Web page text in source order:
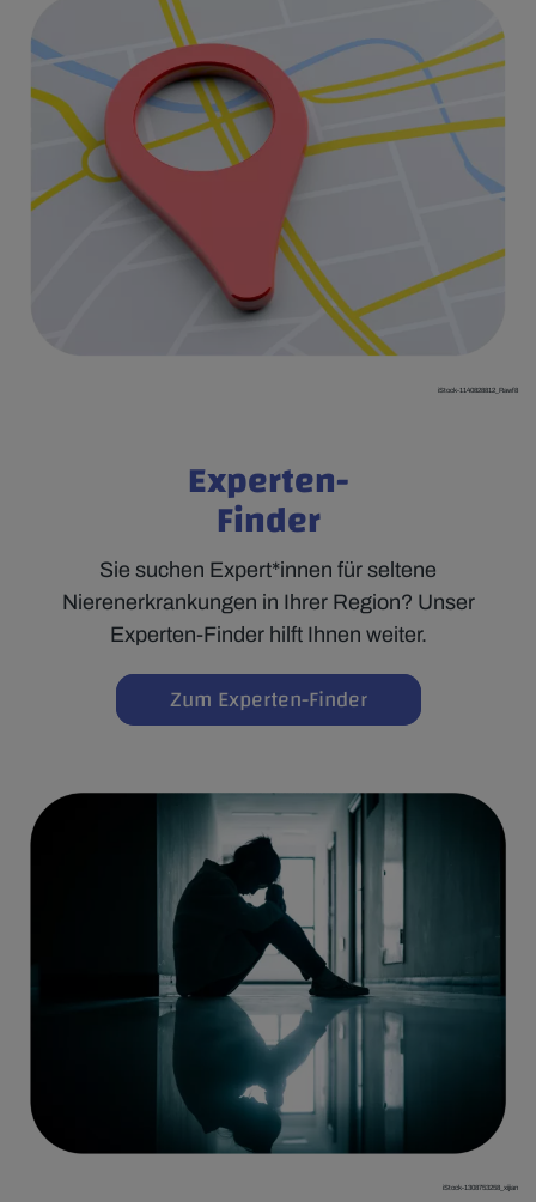
iStock-1140828812_Rawf8
Experten-
Finder
Sie suchen Expert*innen für seltene
Nierenerkrankungen in Ihrer Region? Unser
Experten-Finder hilft Ihnen weiter.
Zum Experten-Finder
iStock-1308753258_xijian